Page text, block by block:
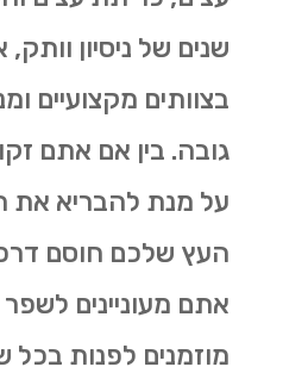
שנים של ניסיון וותק,
בצוותים מקצועיים
גובה. בין אם אתם
על מנת להבריא את
העץ שלכם חוסם
אתם מעוניינים
מוזמנים לפנות בכל